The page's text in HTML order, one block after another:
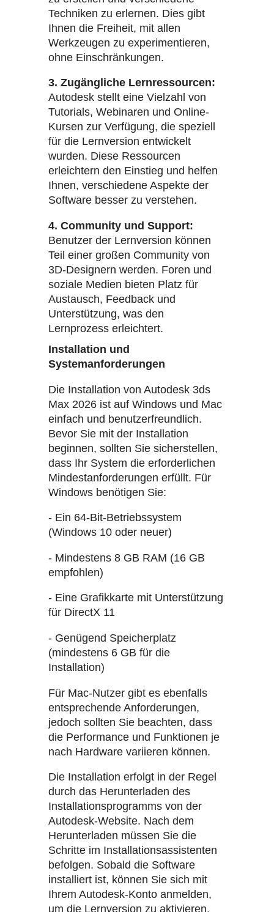
Techniken zu erlernen. Dies gibt
Ihnen die Freiheit, mit allen
Werkzeugen zu experimentieren,
ohne Einschränkungen.
3. Zugängliche Lernressourcen:
Autodesk stellt eine Vielzahl von
Tutorials, Webinaren und Online-
Kursen zur Verfügung, die speziell
für die Lernversion entwickelt
wurden. Diese Ressourcen
erleichtern den Einstieg und helfen
Ihnen, verschiedene Aspekte der
Software besser zu verstehen.
4. Community und Support:
Benutzer der Lernversion können
Teil einer großen Community von
3D-Designern werden. Foren und
soziale Medien bieten Platz für
Austausch, Feedback und
Unterstützung, was den
Lernprozess erleichtert.
Installation und
Systemanforderungen
Die Installation von Autodesk 3ds
Max 2026 ist auf Windows und Mac
einfach und benutzerfreundlich.
Bevor Sie mit der Installation
beginnen, sollten Sie sicherstellen,
dass Ihr System die erforderlichen
Mindestanforderungen erfüllt. Für
Windows benötigen Sie:
- Ein 64-Bit-Betriebssystem
(Windows 10 oder neuer)
- Mindestens 8 GB RAM (16 GB
empfohlen)
- Eine Grafikkarte mit Unterstützung
für DirectX 11
- Genügend Speicherplatz
(mindestens 6 GB für die
Installation)
Für Mac-Nutzer gibt es ebenfalls
entsprechende Anforderungen,
jedoch sollten Sie beachten, dass
die Performance und Funktionen je
nach Hardware variieren können.
Die Installation erfolgt in der Regel
durch das Herunterladen des
Installationsprogramms von der
Autodesk-Website. Nach dem
Herunterladen müssen Sie die
Schritte im Installationsassistenten
befolgen. Sobald die Software
installiert ist, können Sie sich mit
Ihrem Autodesk-Konto anmelden,
um die Lernversion zu aktivieren.